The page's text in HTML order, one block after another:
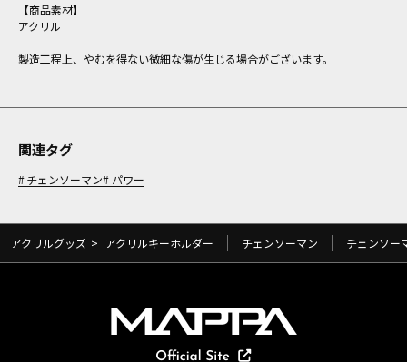
【商品素材】
アクリル
製造工程上、やむを得ない微細な傷が生じる場合がございます。
関連タグ
チェンソーマン パワー
アクリルグッズ > アクリルキーホルダー チェンソーマン チェンソー